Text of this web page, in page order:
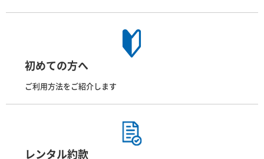
初めての方へ
ご利用方法をご紹介します
レンタル約款